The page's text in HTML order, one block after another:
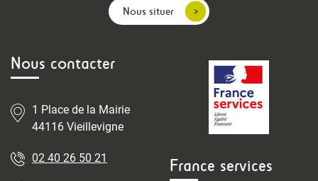
Nous situer
Nous contacter
1 Place de la Mairie
44116 Vieillevigne
02 40 26 50 21 France services